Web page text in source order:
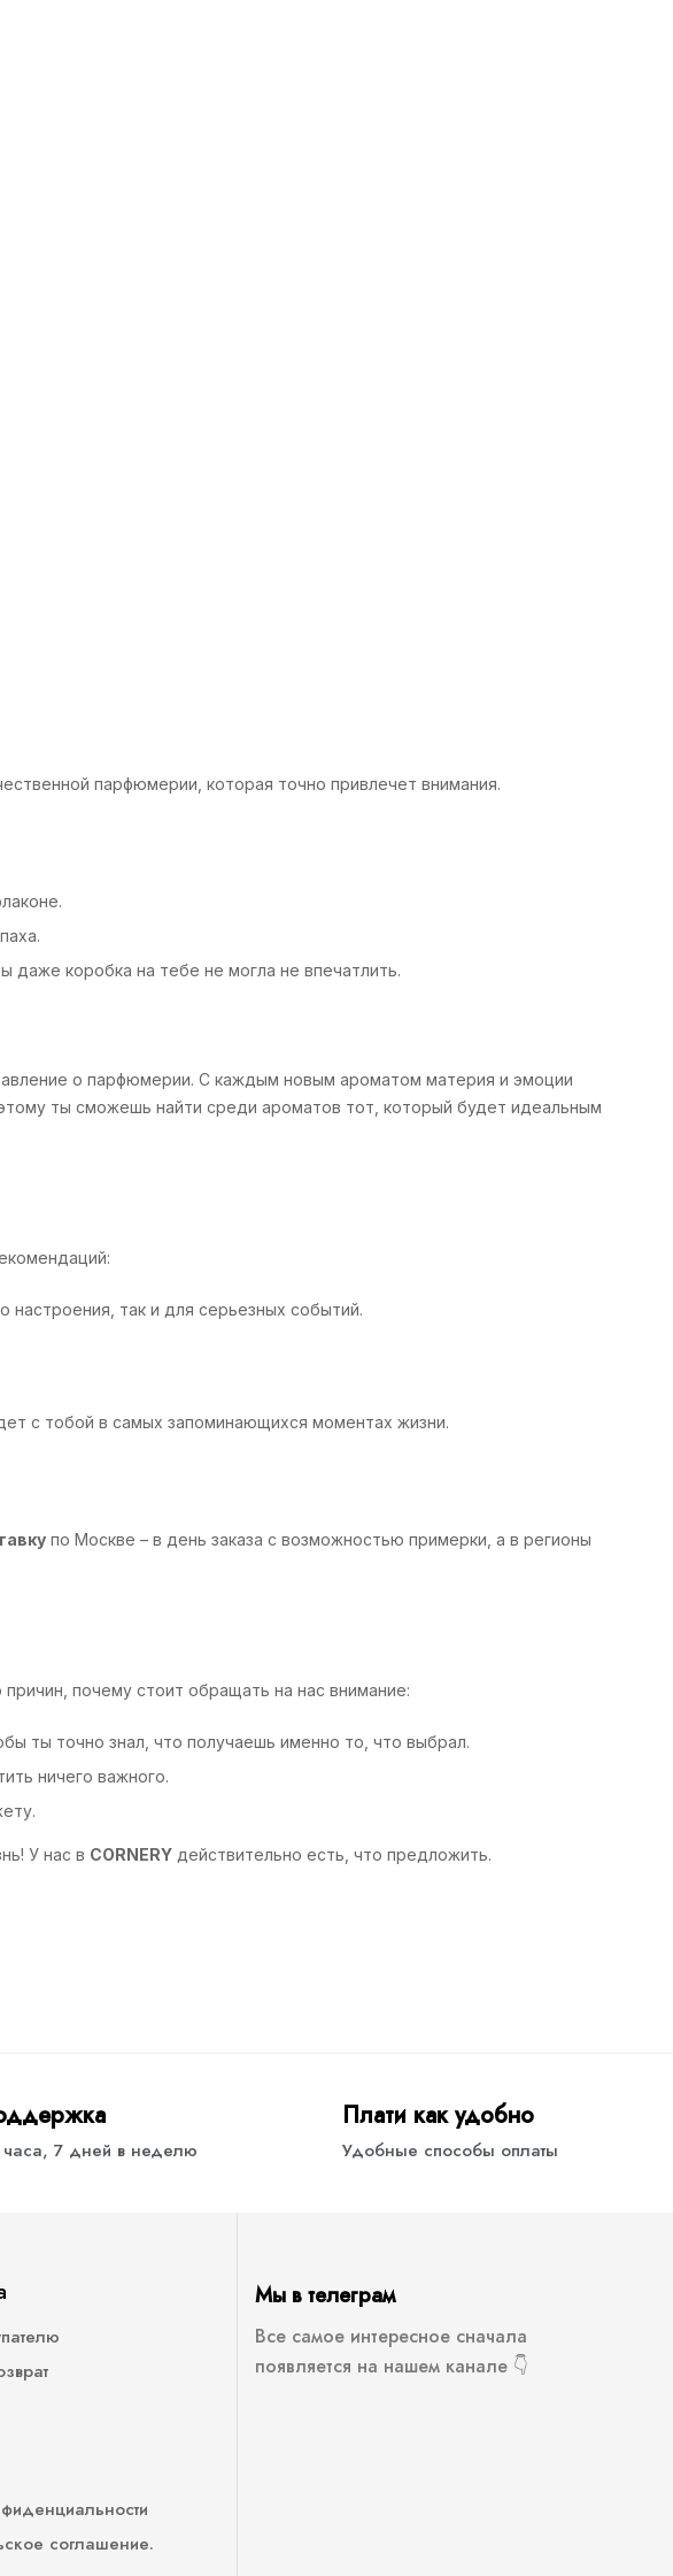
парфюмерии, которая точно привлечет внимания.
даже коробка на тебе не могла не впечатлить.
о парфюмерии. С каждым новым ароматом материя и эмоции
ты сможешь найти среди ароматов тот, который будет идеальным
настроения, так и для серьезных событий.
с тобой в самых запоминающихся моментах жизни.
по Москве – в день заказа с возможностью примерки, а в регионы
почему стоит обращать на нас внимание:
ты точно знал, что получаешь именно то, что выбрал.
ничего важного.
У нас в CORNERY действительно есть, что предложить.
7 дней в неделю
Плати как удобно
Удобные способы оплаты
соглашение.
Мы в телеграм
Все самое интересное сначала
появляется на нашем канале 👇